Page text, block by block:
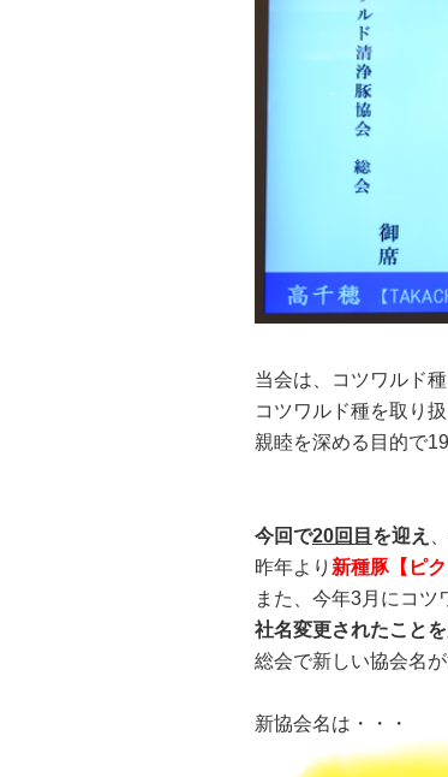
当会は、コツワルド
コツワルド種を取り
親睦を深める目的で
今回で20回目 を迎え
昨年より 新種豚【ピク
また、今年3月にコツ
社名変更されたこと
総会で新しい協会名
新協会名は・・・